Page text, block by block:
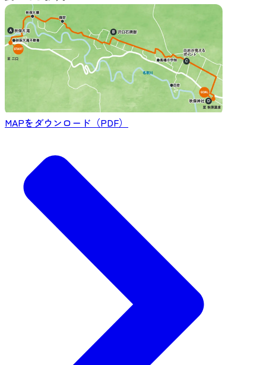
MAPをダウンロード（PDF）